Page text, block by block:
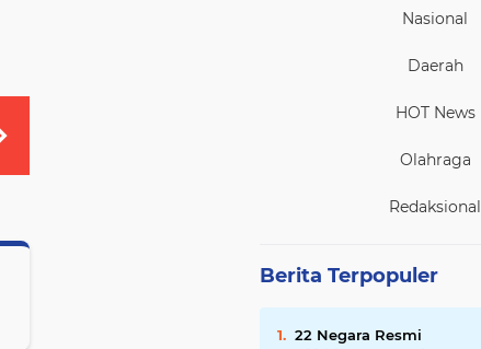
Nasional
Daerah
HOT News
Olahraga
Redaksional
Berita Terpopuler
22 Negara Resmi